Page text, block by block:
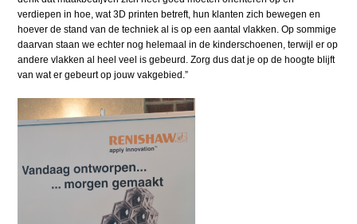
verdiepen in hoe, wat 3D printen betreft, hun klanten zich bewegen en
hoever de stand van de techniek al is op een aantal vlakken. Op sommige
daarvan staan we echter nog helemaal in de kinderschoenen, terwijl er op
andere vlakken al heel veel is gebeurd. Zorg dus dat je op de hoogte blijft
van wat er gebeurt op jouw vakgebied.”